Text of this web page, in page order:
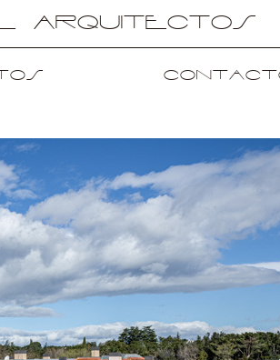
Arquitectos